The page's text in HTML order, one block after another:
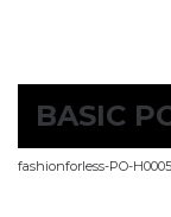
BASIC
fashionforless-PO-